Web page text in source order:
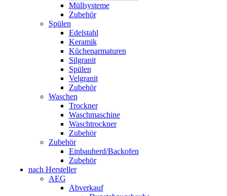
Müllsysteme
Zubehör
Spülen
Edelstahl
Keramik
Küchenarmaturen
Silgranit
Spülen
Velgranit
Zubehör
Waschen
Trockner
Waschmaschine
Waschtrockner
Zubehör
Zubehör
Einbauherd/Backofen
Zubehör
nach Hersteller
AEG
Abverkauf